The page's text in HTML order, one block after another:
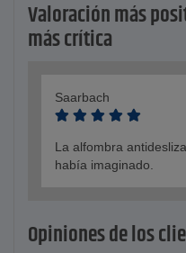
Valoración más
más crítica
Saarbach
La alfombra
había imaginado.
Opiniones de los